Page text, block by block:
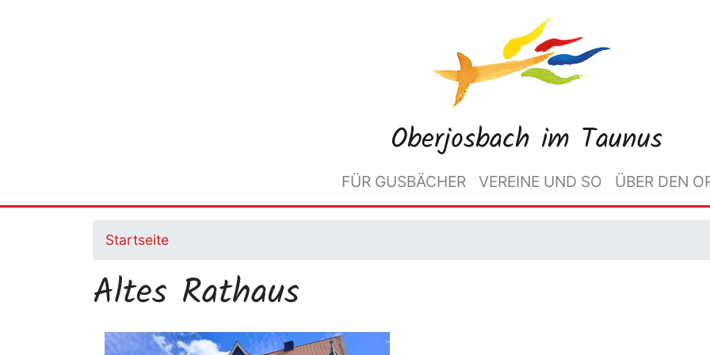
Oberjosbach im Taunus
FÜR GUSBÄCHER VEREINE UND SO ÜBER DEN
Startseite
Altes Rathaus
Image